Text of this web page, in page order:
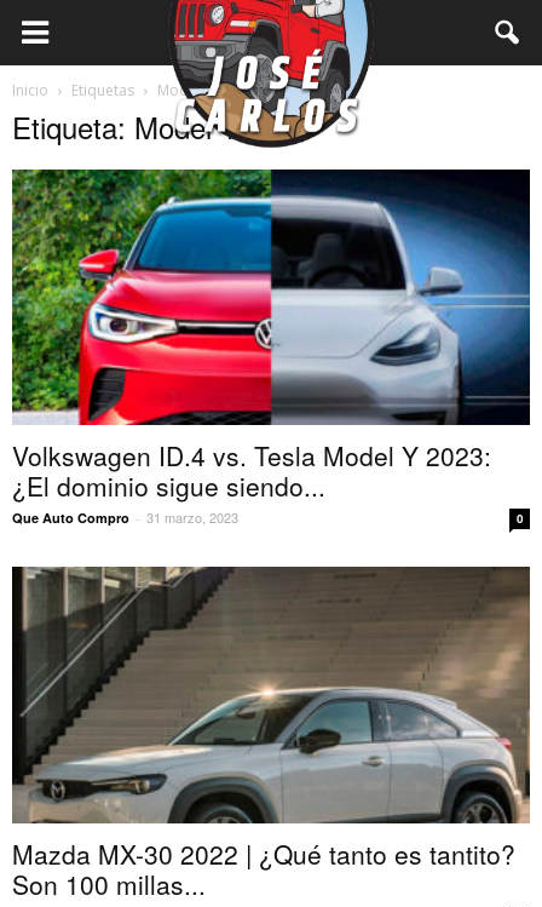
Inicio Etiquetas Model Y
Etiqueta: Model Y
Volkswagen ID.4 vs. Tesla Model Y 2023:
¿El dominio sigue siendo...
Que Auto Compro - 31 marzo, 2023 0
Mazda MX-30 2022 | ¿Qué tanto es tantito?
Son 100 millas...